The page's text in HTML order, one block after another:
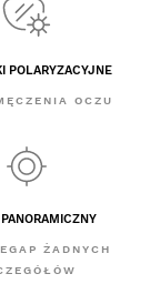
POLARYZACYJNE
OCZU
ŻADNYCH